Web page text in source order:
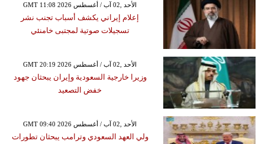
GMT 11:08 2026 الأحد ,02 آب / أغسطس
إعلام إيراني يكشف أسباب تجنب نشر
تسجيلات صوتية لمجتبى خامنئي
GMT 20:19 2026 الأحد ,02 آب / أغسطس
وزيرا خارجية السعودية وإيران يبحثان جهود
خفض التصعيد
GMT 09:40 2026 الأحد ,02 آب / أغسطس
ولي العهد السعودي وترامب يبحثان تطورات